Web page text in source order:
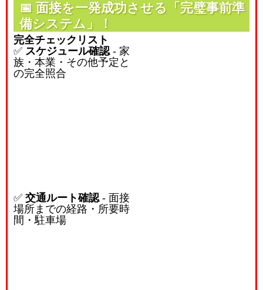
📅 面接を一発成功させる「完璧事前準
備システム」！
完全チェックリスト
✅ スケジュール確認- 家
族・本業・その他予定と
の完全照合
✅ 交通ルート確認- 面接
場所までの経路・所要時
間・駐車場